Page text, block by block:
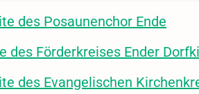
des Posaunenchor Ende
des Förderkreises Ender
des Evangelischen